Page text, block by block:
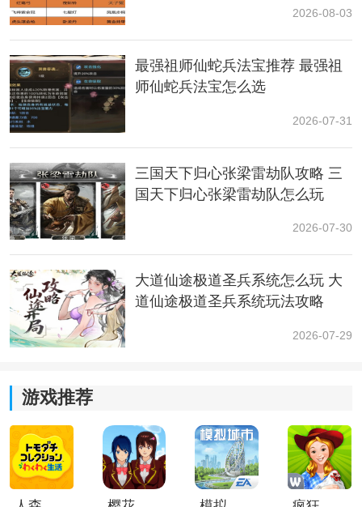
灵医通常需要准备两套技能方案，一套全奶方案，用于
团队合作玩法，如装备副本、组队PK、骑士团团战;另一
套输出方案，用于单人
战等。除上述两套基础方案外，还可以尝试进阶的半输
出半辅助方案，用于比较困难的个人作战场景;
【方案一】全奶方向
(1)方案定位：
强化治疗方案更适用于组队战斗场景，灵医在团队中的
作用是治疗友方，稳住盾卫以及其他队友的血量，让他
们更放心地输出，在该场景下，灵医需要更多地提高自
己的治疗能力和加盾能力，适用场景包括装备裂隙、魔
神试炼、深渊斗技场、光耀联赛等需要组队配合的挑战
(2)加点方案推荐：
如果在技能点有限的情况下，最好优先集中将一个技能
的等级冲高!其中技能·复苏丛林对低血量的队友有额外的
治疗效果，在挑战难度较高的作战场景中会起到很关键
2026-08-03
最强祖师仙蛇兵法宝推荐 最强祖
师仙蛇兵法宝怎么选
2026-07-31
三国天下归心张梁雷劫队攻略 三
国天下归心张梁雷劫队怎么玩
2026-07-30
大道仙途极道圣兵系统怎么玩 大
道仙途极道圣兵系统玩法攻略
2026-07-29
游戏推荐